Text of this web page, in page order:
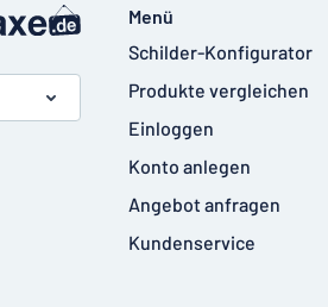
Menü
Schilder-Konfigurator
Produkte vergleichen
Einloggen
Konto anlegen
Angebot anfragen
Kundenservice